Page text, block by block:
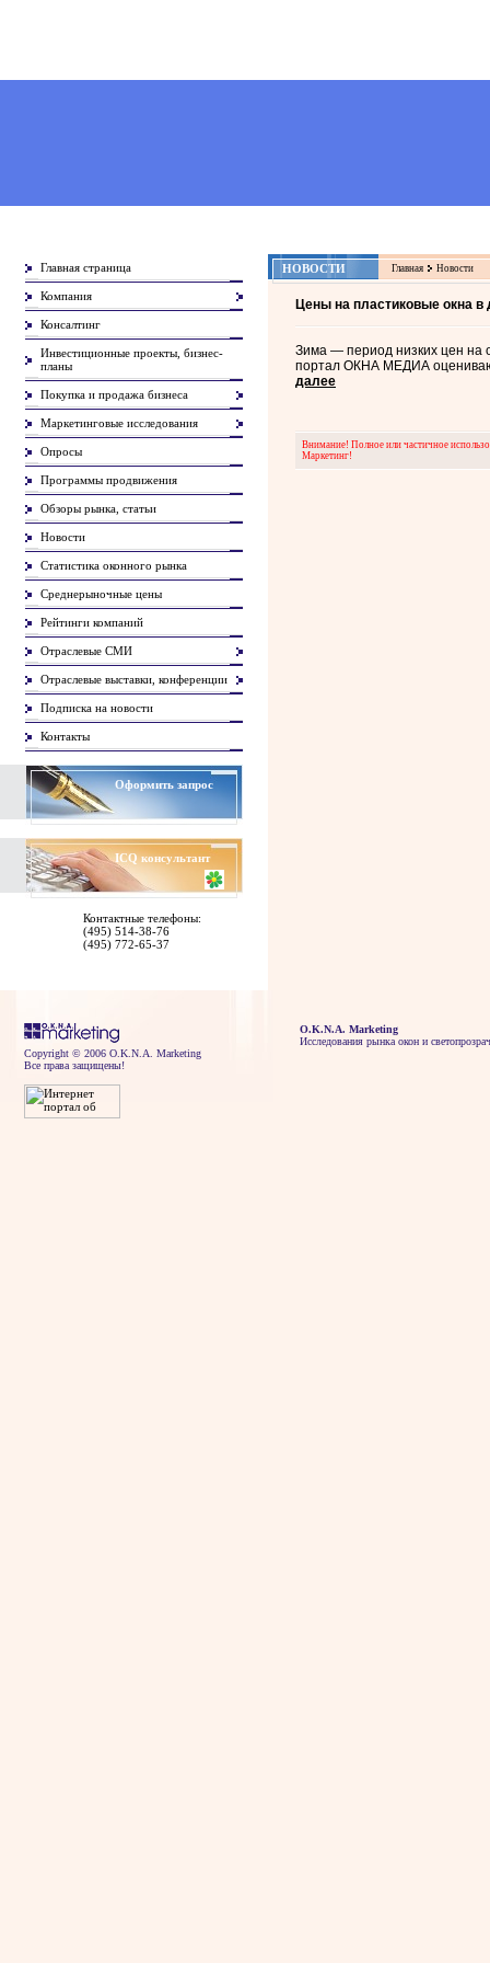
Главная страница
Компания
Консалтинг
Инвестиционные проекты, бизнес-
планы
Покупка и продажа бизнеса
Маркетинговые исследования
Опросы
Программы продвижения
Обзоры рынка, статьи
Новости
Статистика оконного рынка
Среднерыночные цены
Рейтинги компаний
Отраслевые СМИ
Отраслевые выставки, конференции
Подписка на новости
Контакты
НОВОСТИ Главная Новости
Цены на пластиковые окна в
Зима — период низких цен на
портал ОКНА МЕДИА
далее
Внимание! Полное или частичное
Маркетинг!
Оформить запрос
ICQконсультант
Контактные телефоны:
(495) 514-38-76
(495) 772-65-37
Copyright © 2006 O.K.N.A. Marketing
Все права защищены!
O.K.N.A. Marketing
Исследования рынка окон и